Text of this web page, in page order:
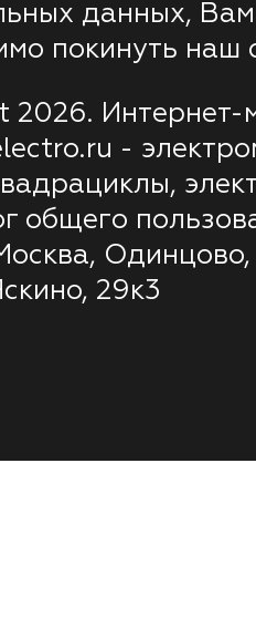
данных, Вам
покинуть наш
2026. Интернет-
-
общего
Одинцово,
29к3